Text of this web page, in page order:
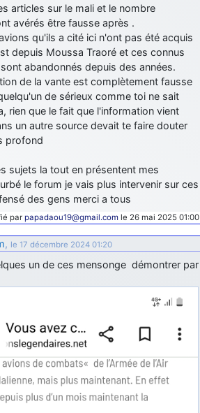
articles sur le mali et le nombre
avérés être fausse après .
qu'ils a cité ici n'ont pas été acquis
depuis Moussa Traoré et ces connus
abandonnés depuis des années.
de la vante est complètement fausse
de sérieux comme toi ne sait
rien que le fait que l'information vient
un autre source devait te faire douter
profond
sujets la tout en présentent mes
le forum je vais plus intervenir sur ces
des gens merci a tous
par papadaou19@gmail.com le 26 mai 2025 01:00
, le 17 décembre 2024 01:20
un de ces mensonge démontrer par